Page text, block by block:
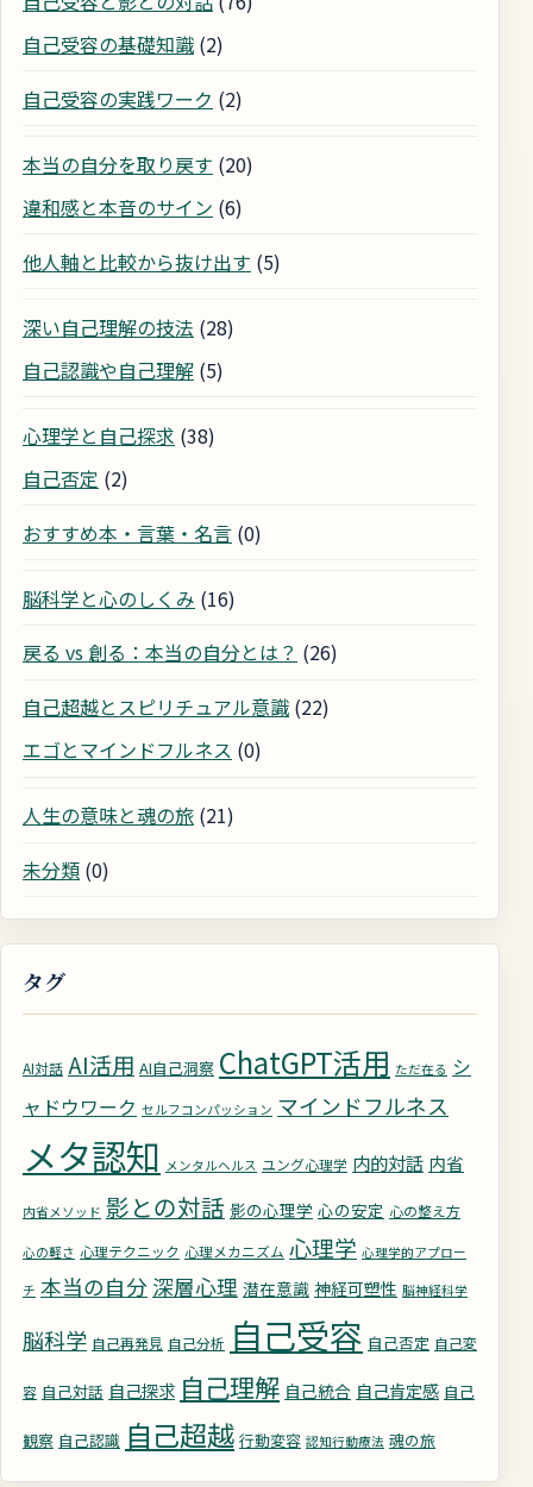
自己受容の基礎知識 (2)
自己受容の実践ワーク (2)
本当の自分を取り戻す (20)
違和感と本音のサイン (6)
他人軸と比較から抜け出す (5)
深い自己理解の技法 (28)
自己認識や自己理解 (5)
心理学と自己探求 (38)
自己否定 (2)
おすすめ本・言葉・名言 (0)
脳科学と心のしくみ (16)
戻る vs 創る：本当の自分とは？ (26)
自己超越とスピリチュアル意識 (22)
エゴとマインドフルネス (0)
人生の意味と魂の旅 (21)
未分類 (0)
タグ
AI対話 AI活用 AI自己洞察 ChatGPT活用 ただ在る シ
ャドウワーク セルフコンパッション マインドフルネス
メタ認知 メンタルヘルス ユング心理学 内的対話 内省
内省メソッド 影との対話 影の心理学 心の安定 心の整え方
心の軽さ 心理テクニック 心理メカニズム 心理学 心理学的アプロー
チ 本当の自分 深層心理 潜在意識 神経可塑性 脳神経科学
脳科学 自己再発見 自己分析 自己受容 自己否定 自己変
容 自己対話 自己探求 自己理解 自己統合 自己肯定感 自己
観察 自己認識 自己超越 行動変容 認知行動療法 魂の旅